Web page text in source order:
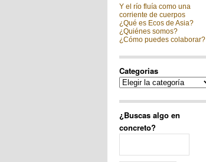
Y el río fluía como una
corriente de cuerpos
¿Qué es Ecos de Asia?
¿Quiénes somos?
¿Cómo puedes colaborar?
Categorias
Categorias
¿Buscas algo en
concreto?